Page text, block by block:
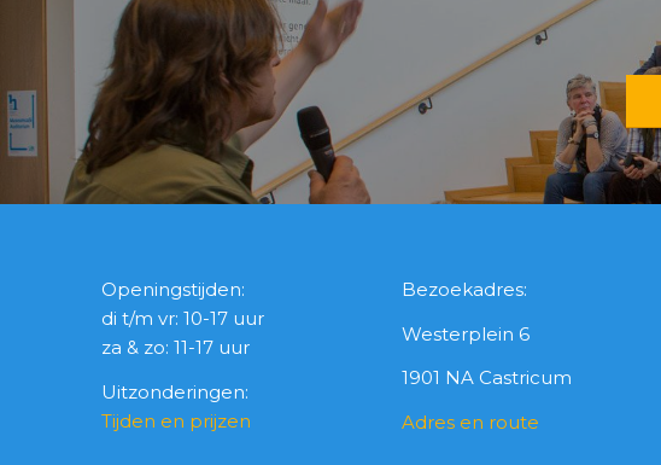
Openingstijden:
di t/m vr: 10-17 uur
za & zo: 11-17 uur
Uitzonderingen:
Tijden en prijzen
Bezoekadres:
Westerplein 6
1901 NA Castricum
Adres en route